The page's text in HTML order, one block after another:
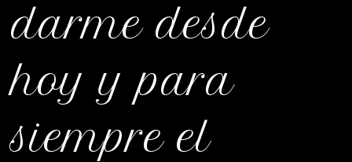
darme desde
hoy y para
siempre el